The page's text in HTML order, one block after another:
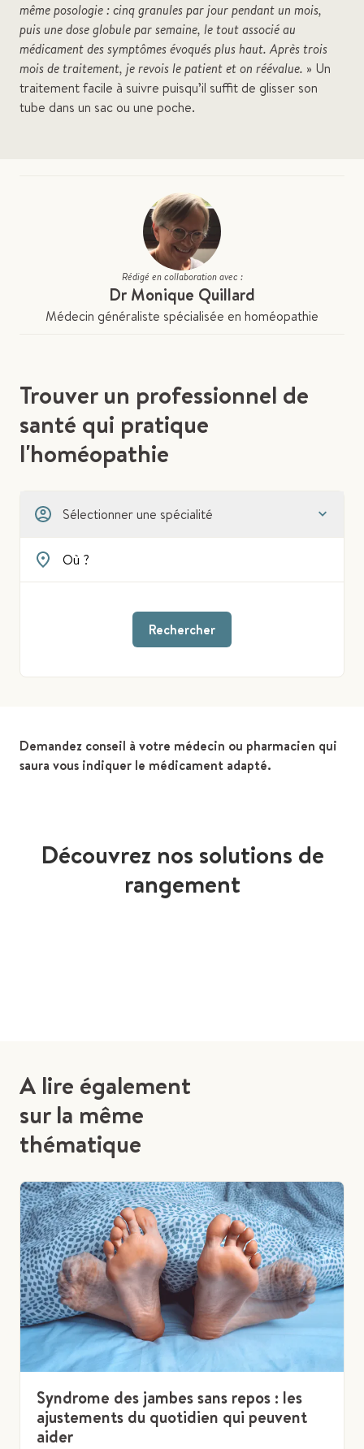
même posologie : cinq granules par jour pendant un mois,
puis une dose globule par semaine, le tout associé au
médicament des symptômes évoqués plus haut. Après trois
mois de traitement, je revois le patient et on réévalue. » Un
traitement facile à suivre puisqu’il suffit de glisser son
tube dans un sac ou une poche.
Rédigé en collaboration avec :
Dr Monique Quillard
Médecin généraliste spécialisée en homéopathie
Trouver un professionnel de
santé qui pratique
l'homéopathie
Sélectionner une spécialité
Rechercher
Demandez conseil à votre médecin ou pharmacien qui
saura vous indiquer le médicament adapté.
Découvrez nos solutions de
rangement
A lire également
sur la même
thématique
Syndrome des jambes sans repos : les
ajustements du quotidien qui peuvent
aider